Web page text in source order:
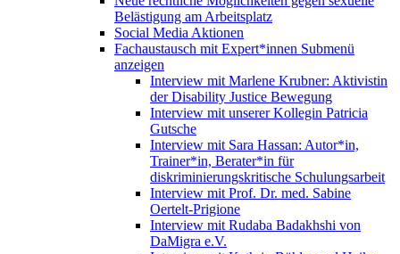
Belästigung am Arbeitsplatz
Social Media Aktionen
Fachaustausch mit Expert*innen Submenü
anzeigen
Interview mit Marlene Krubner: Aktivistin
der Disability Justice Bewegung
Interview mit unserer Kollegin Patricia
Gutsche
Interview mit Sara Hassan: Autor*in,
Trainer*in, Berater*in für
diskriminierungskritische Schulungsarbeit
Interview mit Prof. Dr. med. Sabine
Oertelt-Prigione
Interview mit Rudaba Badakhshi von
DaMigra e.V.